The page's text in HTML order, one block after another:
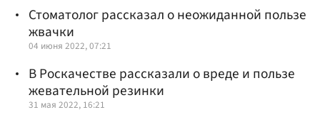
Стоматолог рассказал о неожиданной пользе
жвачки
04 июня 2022, 07:21
В Роскачестве рассказали о вреде и пользе
жевательной резинки
31 мая 2022, 16:21